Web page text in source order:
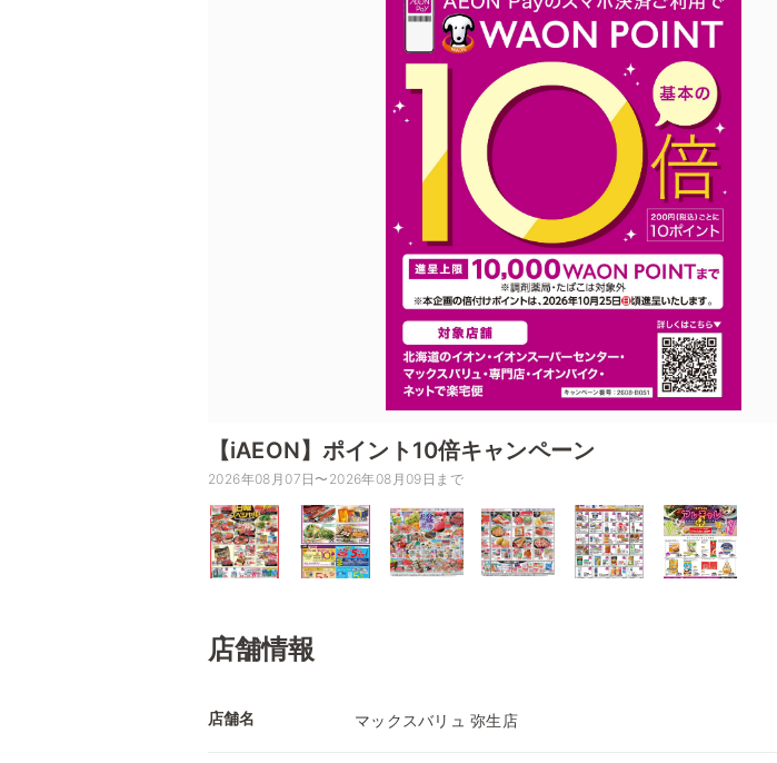
【iAEON】ポイント10倍キャンペーン
2026年08月07日〜2026年08月09日まで
店舗情報
店舗名 マックスバリュ 弥生店